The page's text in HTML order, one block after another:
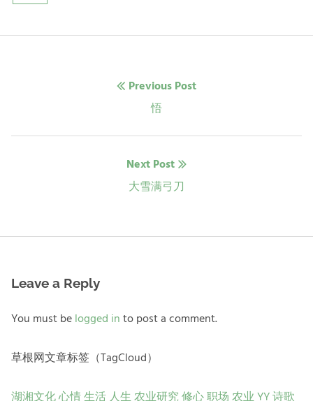
导
Previous Post
Previous
悟
Next Post
Next
大雪满弓刀
Leave a Reply
You must belogged into post a comment.
草根网文章标签（TagCloud）
湖湘文化心情生活人生农业研究修心职场农业YY诗歌